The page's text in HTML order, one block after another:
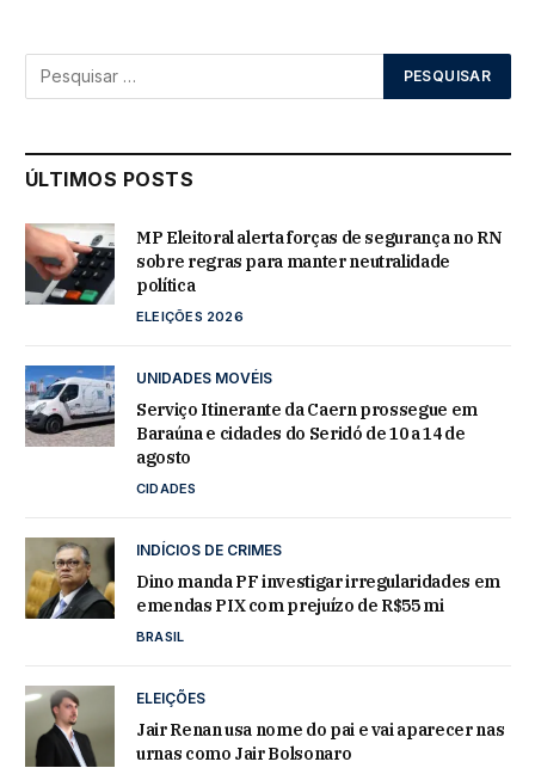
ÚLTIMOS POSTS
MP Eleitoral alerta forças de segurança no RN
sobre regras para manter neutralidade
política
ELEIÇÕES 2026
UNIDADES MOVÉIS
Serviço Itinerante da Caern prossegue em
Baraúna e cidades do Seridó de 10 a 14 de
agosto
CIDADES
INDÍCIOS DE CRIMES
Dino manda PF investigar irregularidades em
emendas PIX com prejuízo de R$55 mi
BRASIL
ELEIÇÕES
Jair Renan usa nome do pai e vai aparecer nas
urnas como Jair Bolsonaro